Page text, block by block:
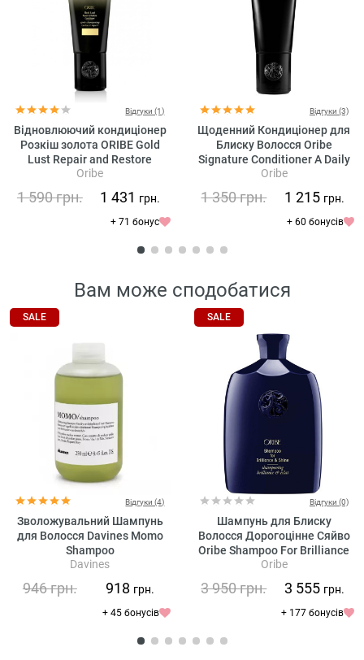
Відгуки (1)
Відновлюючий кондиціонер
Розкіш золота ORIBE Gold
Lust Repair and Restore
Conditioner
Oribe
1 590грн. 1 431 грн.
+ 71 бонус
Відгуки (3)
Щоденний Кондиціонер для
Блиску Волосся Oribe
Signature Conditioner A Daily
Indulgence
Oribe
1 350грн. 1 215 грн.
+ 60 бонусів
Вам може сподобатися
SALE
Відгуки (4)
Зволожувальний Шампунь
для Волосся Davines Momo
Shampoo
Davines
946грн. 918 грн.
+ 45 бонусів
SALE
Відгуки (0)
Шампунь для Блиску
Волосся Дорогоцінне Сяйво
Oribe Shampoo For Brilliance
And Shine
Oribe
3 950грн. 3 555 грн.
+ 177 бонусів